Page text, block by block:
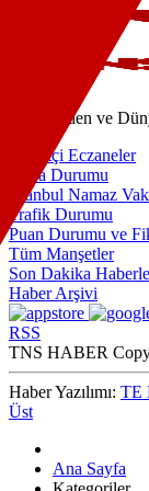
Türkiye'den ve
Nöbetçi Eczaneler
Hava Durumu
İstanbul Namaz
Trafik Durumu
Puan Durumu ve
Tüm Manşetler
Son Dakika
Haber Arşivi
RSS
TNS HABER
Haber Yazılımı: TE
Üst
Ana Sayfa